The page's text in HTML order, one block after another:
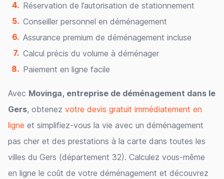
Réservation de l’autorisation de stationnement
Conseiller personnel en déménagement
Assurance premium de déménagement incluse
Calcul précis du volume à déménager
Paiement en ligne facile
Avec Movinga, entreprise de déménagement dans le
Gers, obtenez votre devis gratuit immédiatement en
ligne et simplifiez-vous la vie avec un déménagement
pas cher et des prestations à la carte dans toutes les
villes du Gers (département 32). Calculez vous-même
en ligne le coût de votre déménagement et découvrez